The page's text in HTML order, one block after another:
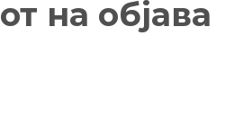
на објава